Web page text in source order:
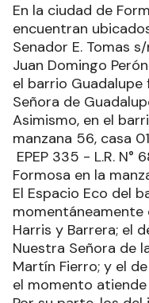
En la ciudad de
encuentran
Senador E. Tomas
Juan Domingo
el barrio Guadalupe
Señora de
Asimismo, en el
manzana 56, casa
EPEP 335 - L.R. N°
Formosa en la
El Espacio Eco del
momentáneamente
Harris y Barrera; el
Nuestra Señora de
Martín Fierro; y el
el momento